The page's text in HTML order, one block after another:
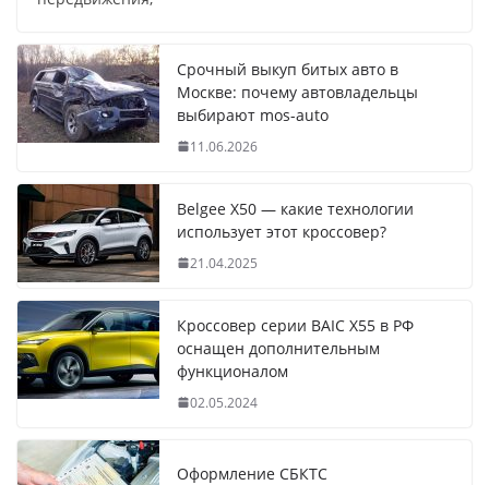
Срочный выкуп битых авто в
Москве: почему автовладельцы
выбирают mos-auto
11.06.2026
Belgee X50 — какие технологии
использует этот кроссовер?
21.04.2025
Кроссовер серии BAIC X55 в РФ
оснащен дополнительным
функционалом
02.05.2024
Оформление СБКТС